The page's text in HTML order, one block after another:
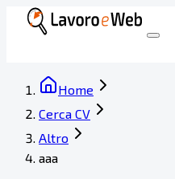
Home
Cerca CV
Altro
aaa